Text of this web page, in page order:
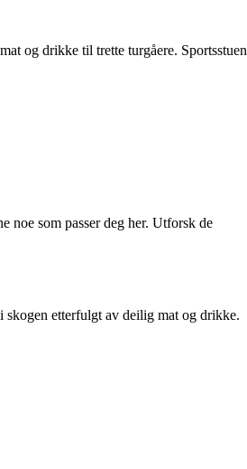
og drikke til trette turgåere. Sportsstuen
noe som passer deg her. Utforsk de
skogen etterfulgt av deilig mat og drikke.